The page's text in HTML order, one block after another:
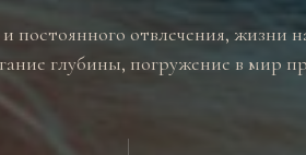
постоянного отвлечения, жизни
глубины, погружение в мир